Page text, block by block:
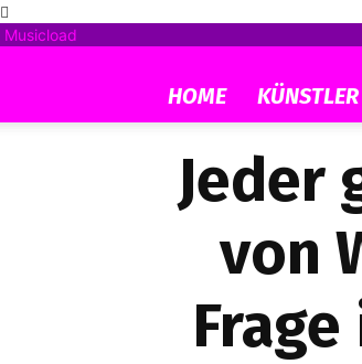
Musicload
HOME KÜNSTLER
Jeder
von